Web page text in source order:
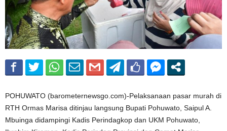
POHUWATO (barometernewsgo.com)-Pelaksanaan pasar murah di
RTH Ormas Marisa ditinjau langsung Bupati Pohuwato, Saipul A.
Mbuinga didampingi Kadis Perindagkop dan UKM Pohuwato,